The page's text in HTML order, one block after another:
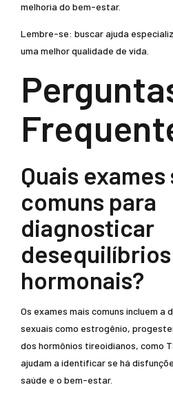
melhoria do bem-estar.
Lembre-se: buscar ajuda
uma melhor qualidade de vida.
Quais exames
comuns para
diagnosticar
desequilíbrios
hormonais?
Os exames mais comuns incluem a
sexuais como estrogênio,
dos hormônios tireoidianos, como
ajudam a identificar se há
saúde e o bem-estar.